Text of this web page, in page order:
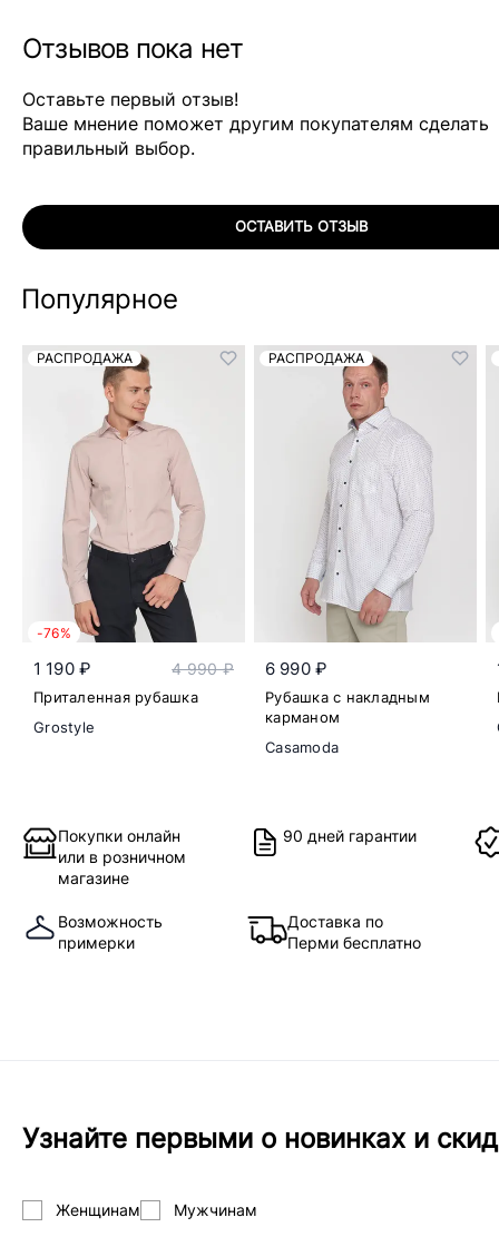
Отзывов пока нет
Оставьте первый отзыв!
Ваше мнение поможет другим покупателям сделать
правильный выбор.
ОСТАВИТЬ ОТЗЫВ
Популярное
РАСПРОДАЖА
-76%
1 190 ₽ 4 990 ₽
Приталенная рубашка
Grostyle
РАСПРОДАЖА
6 990 ₽
Рубашка с накладным
карманом
Casamoda
Покупки онлайн
или в розничном
магазине
90 дней гарантии
Возможность
примерки
Доставка по
Перми бесплатно
Узнайте первыми о новинках и
Женщинам Мужчинам